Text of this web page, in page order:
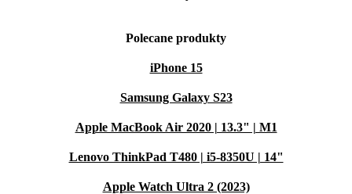
Polecane produkty
iPhone 15
Samsung Galaxy S23
Apple MacBook Air 2020 | 13.3" | M1
Lenovo ThinkPad T480 | i5-8350U | 14"
Apple Watch Ultra 2 (2023)